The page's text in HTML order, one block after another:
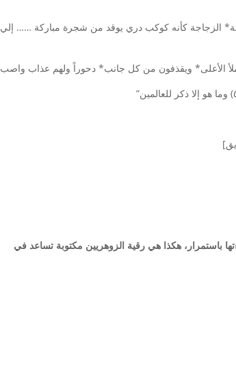
زجاجة* الزجاجة كأنه كوكب دري يوقد من شجرة مباركة …… إلي
باستمرار، هكذا هي رقية الزوهريين مكتوبة تساعد في